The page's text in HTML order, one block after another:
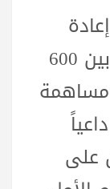
الإعمار في سوريا قد تتراوح بين 600
“مساهمة
على